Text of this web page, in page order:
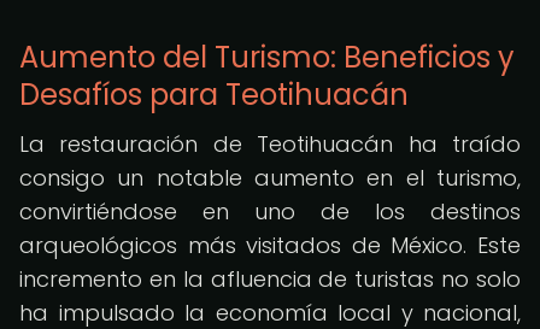
Aumento del Turismo: Beneficios y
Desafíos para Teotihuacán
La restauración de Teotihuacán ha traído
consigo un notable aumento en el turismo,
convirtiéndose en uno de los destinos
arqueológicos más visitados de México. Este
incremento en la afluencia de turistas no solo
ha impulsado la economía local y nacional,